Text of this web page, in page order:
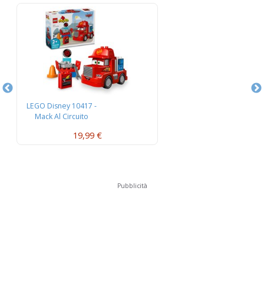
LEGO Disney 10417 -
Mack Al Circuito
19,99 €
Pubblicità